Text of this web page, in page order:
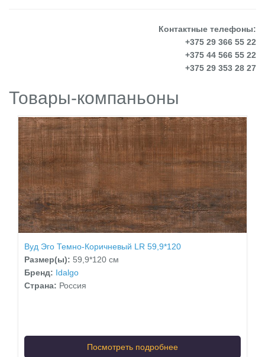
Контактные телефоны:
+375 29 366 55 22
+375 44 566 55 22
+375 29 353 28 27
Товары-компаньоны
Вуд Эго Темно-Коричневый LR 59,9*120
Размер(ы): 59,9*120 см
Бренд: Idalgo
Страна: Россия
Посмотреть подробнее